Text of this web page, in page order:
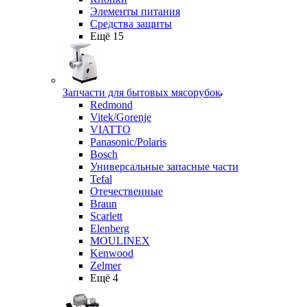
Элементы питания
Средства защиты
Ещё 15
Запчасти для бытовых мясорубок
Redmond
Vitek/Gorenje
VIATTO
Panasonic/Polaris
Bosch
Универсальные запасные части
Tefal
Отечественные
Braun
Scarlett
Elenberg
MOULINEX
Kenwood
Zelmer
Ещё 4